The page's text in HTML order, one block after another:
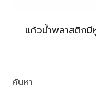
แก้วน้ำพลาสติกมี
ค้นหา